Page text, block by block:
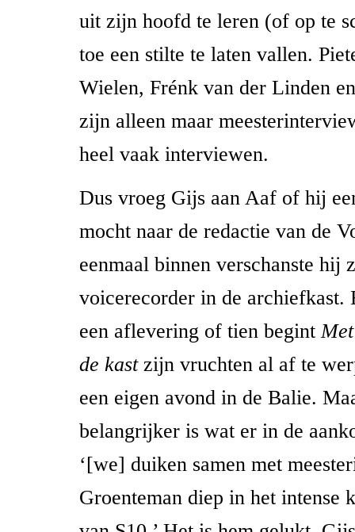
uit zijn hoofd te leren (of op te
toe een stilte te laten vallen.
Wielen, Frénk van der Linden
zijn alleen maar
heel vaak interviewen.
Dus vroeg Gijs aan Aaf of hij
mocht naar de redactie van de
eenmaal binnen verschanste hij
voicerecorder in de archiefkast.
een aflevering of tien begint
de kastzijn vruchten al af te
een eigen avond in de Balie.
belangrijker is wat er in de
‘[we] duiken samen met
Groenteman diep in het intense